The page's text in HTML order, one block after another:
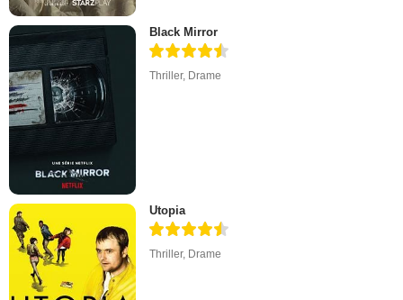
Black Mirror
Thriller, Drame
Utopia
Thriller, Drame